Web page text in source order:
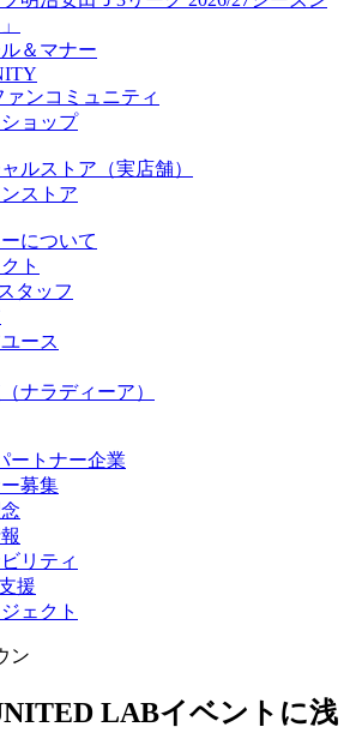
ートナー企業
募集
リティ
援
ェクト
＆マナー
ァンコミュニティ
ョップ
ルストア（実店舗）
ストア
について
ト
タッフ
ース
ナラディーア）
ートナー企業
募集
リティ
援
ェクト
ン
LABイベントに浅